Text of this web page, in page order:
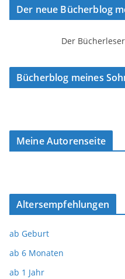
Der neue Bücherblog
Der Bücherleser
Bücherblog meines
Meine Autorenseite
Altersempfehlungen
ab Geburt
ab 6 Monaten
ab 1 Jahr